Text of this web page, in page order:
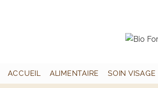
ACCUEIL ALIMENTAIRE SOIN VISAGE